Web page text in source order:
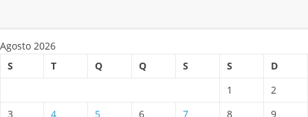
Agosto 2026
S
T Q Q S S
D
1
2
3
4 5 6 7 8
9